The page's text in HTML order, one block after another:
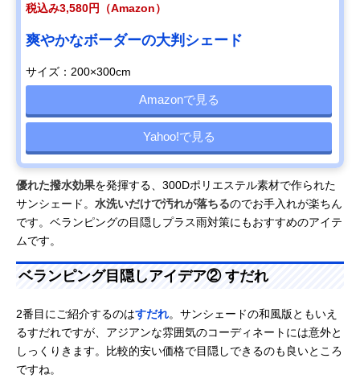
税込み3,580円（Amazon）
爽やかなボーダーの大判シェード
サイズ：200×300cm
Amazonで見る
Yahoo!で見る
優れた撥水効果を発揮する、300Dポリエステル素材で作られた
サンシェード。 水洗いだけで汚れが落ちるのでお手入れが楽ちん
です。ベランピングの目隠しプラス雨対策にもおすすめのアイテ
ムです。
ベランピング目隠しアイデア② すだれ
2番目にご紹介するのはすだれ。サンシェードの和風版ともいえ
るすだれですが、アジアンな雰囲気のコーディネートには意外と
しっくりきます。比較的安い価格で目隠しできるのも良いところ
ですね。